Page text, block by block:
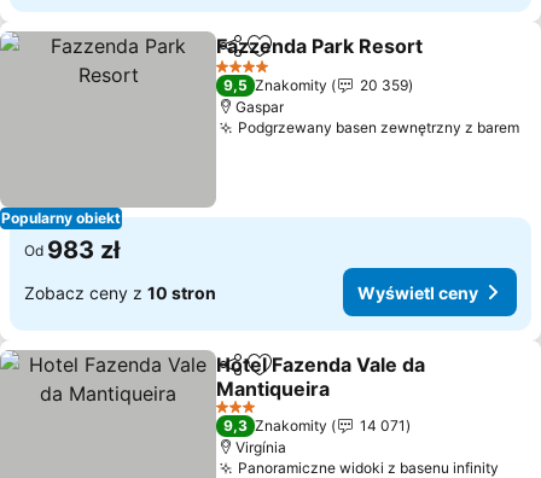
Popularny obiekt
Udostępnij
Dodaj do ulubionych
Fazzenda Park Resort
4 Kategoria
9,5 Znakomity
20 359
Gaspar
Podgrzewany basen zewnętrzny z barem
Od 983 zł
Zobacz ceny z 10 stron Wyświetl ceny
Udostępnij
Dodaj do ulubionych
Hotel Fazenda Vale da
Mantiqueira
Wyświetl ceny
3 Kategoria
9,3 Znakomity
14 071
Virgínia
Panoramiczne widoki z basenu infinity